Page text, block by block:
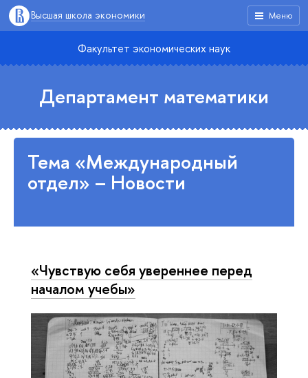
Меню
Высшая школа экономики
Факультет экономических наук
Департамент математики
Тема «Международный
отдел» – Новости
«Чувствую себя увереннее перед
началом учебы»